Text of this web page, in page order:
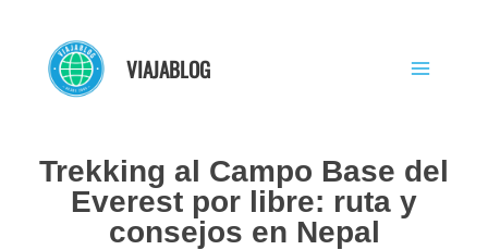
contenido
VIAJABLOG
Trekking al Campo Base del
Everest por libre: ruta y
consejos en Nepal